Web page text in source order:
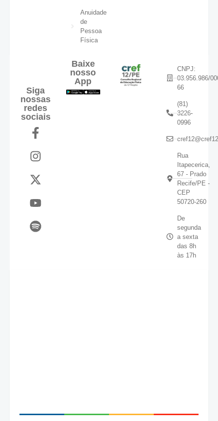
Anuidade
de
Pessoa
Física
Siga
nossas
redes
sociais
Baixe
nosso
App
CNPJ:
03.956.986/
66
(81)
3226-
0996
Rua
Itapecerica,
67 - Prado
Recife/PE -
CEP
50720-260
De
segunda
a sexta
das 8h
às 17h